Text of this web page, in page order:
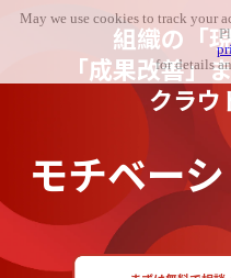
組織の「
「成果改善」
クラウ
モチベー
May we use cookies to track your
for details